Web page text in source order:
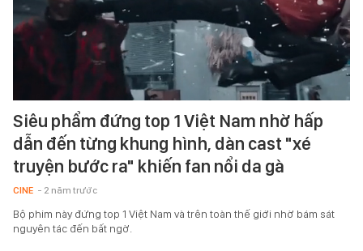
Siêu phẩm đứng top 1 Việt Nam nhờ hấp
dẫn đến từng khung hình, dàn cast "xé
truyện bước ra" khiến fan nổi da gà
CINE - 2 năm trước
Bộ phim này đứng top 1 Việt Nam và trên toàn thế giới nhờ bám sát
nguyên tác đến bất ngờ.